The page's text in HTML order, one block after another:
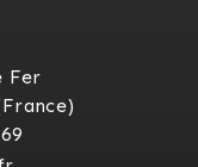
Fer